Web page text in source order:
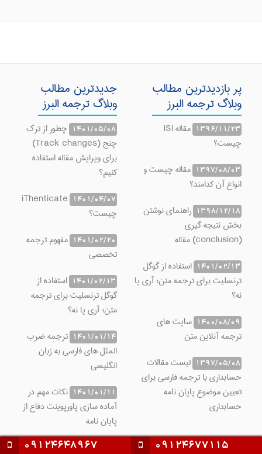
جدیدترین مطالب
وبلاگ ترجمه البرز
1401/05/08
چطور از ترک
چنج (Track changes)
برای ویرایش مقاله استفاده
کنیم؟
1401/04/07
iThenticate
چیست؟
1401/02/20
مفهوم ترجمه
تخصصی
1401/02/13
استفاده از
گوگل ترنسلیت برای ترجمه
متن؛ آری یا نه؟
1401/01/14
ترجمه ضرب
المثل های فارسی به زبان
انگلیسی
1401/01/11
نکات مهم در
آماده سازی پاورپوینت دفاع از
پایان نامه
پر بازدیدترین مطالب
وبلاگ ترجمه البرز
1396/11/23
مقاله ISI
چیست؟
1397/08/03
مقاله چیست و
انواع آن کدامند؟
1398/12/18
راهنمای نوشتن
بخش نتیجه گیری
(conclusion) مقاله
1401/02/13
استفاده از گوگل
ترنسلیت برای ترجمه متن؛ آری یا
نه؟
1400/08/09
سایت های
ترجمه آنلاین متن
1397/05/08
لیست مقالات
حسابداری با ترجمه فارسی برای
تعیین موضوع پایان نامه
حسابداری
09124677115
09124648967